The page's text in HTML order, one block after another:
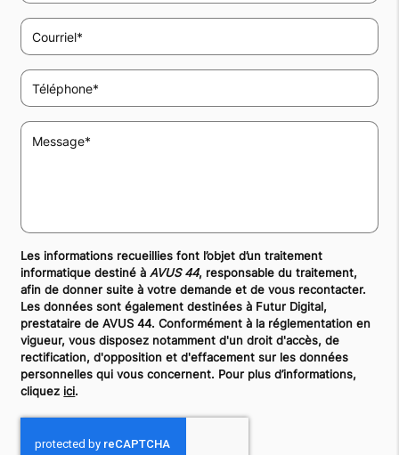
Les informations recueillies font l’objet d’un traitement
informatique destiné à AVUS 44, responsable du traitement,
afin de donner suite à votre demande et de vous recontacter.
Les données sont également destinées à Futur Digital,
prestataire de AVUS 44. Conformément à la réglementation en
vigueur, vous disposez notamment d'un droit d'accès, de
rectification, d'opposition et d'effacement sur les données
personnelles qui vous concernent. Pour plus d’informations,
cliquezici.